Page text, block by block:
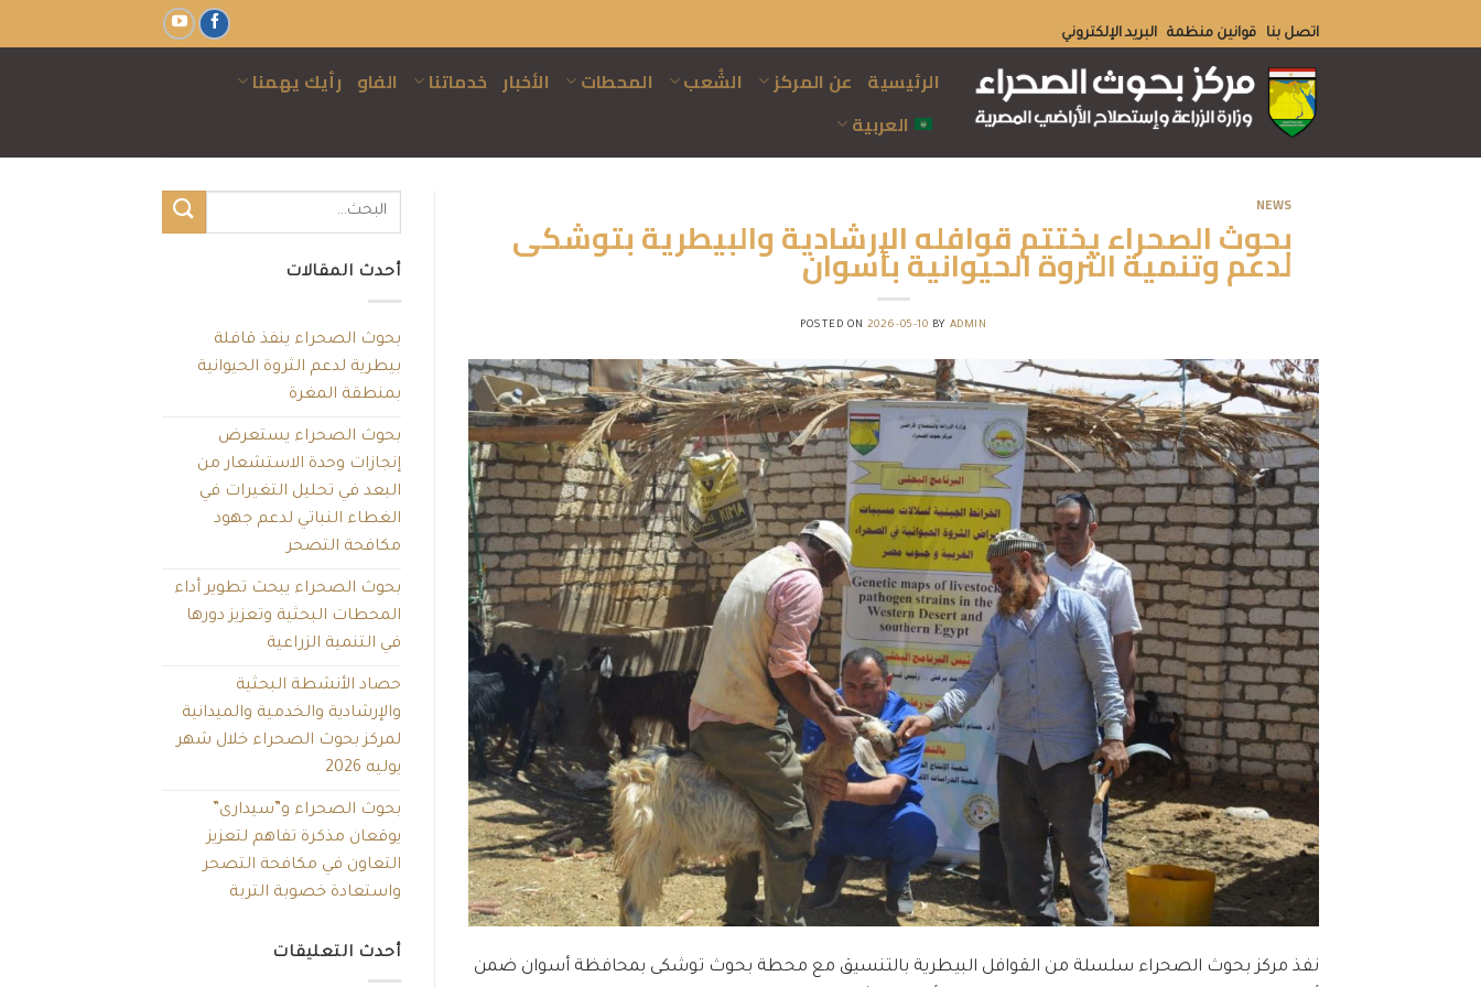
اتصل بنا قوانين منظمة البريد الإلكتروني
الرئيسية عن المركز الشُعب المحطات الأخبار خدماتنا الفاو رأيك يهمنا
العربية
NEWS
بحوث الصحراء يختتم قوافله الإرشادية والبيطرية بتوشكى
لدعم وتنمية الثروة الحيوانية بأسوان
POSTED ON 2026-05-10 BY ADMIN
نفذ مركز بحوث الصحراء سلسلة من القوافل البيطرية بالتنسيق مع محطة بحوث توشكى بمحافظة أسوان ضمن
أحدث المقالات
بحوث الصحراء ينفذ قافلة
بيطرية لدعم الثروة الحيوانية
بمنطقة المغرة
بحوث الصحراء يستعرض
إنجازات وحدة الاستشعار من
البعد في تحليل التغيرات في
الغطاء النباتي لدعم جهود
مكافحة التصحر
بحوث الصحراء يبحث تطوير أداء
المحطات البحثية وتعزيز دورها
في التنمية الزراعية
حصاد الأنشطة البحثية
والإرشادية والخدمية والميدانية
لمركز بحوث الصحراء خلال شهر
يوليه 2026
بحوث الصحراء و”سيدارى”
يوقعان مذكرة تفاهم لتعزيز
التعاون في مكافحة التصحر
واستعادة خصوبة التربة
أحدث التعليقات